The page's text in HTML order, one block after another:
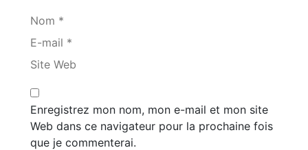
Nom *
E-mail *
Site Web
Enregistrez mon nom, mon e-mail et mon site
Web dans ce navigateur pour la prochaine fois
que je commenterai.